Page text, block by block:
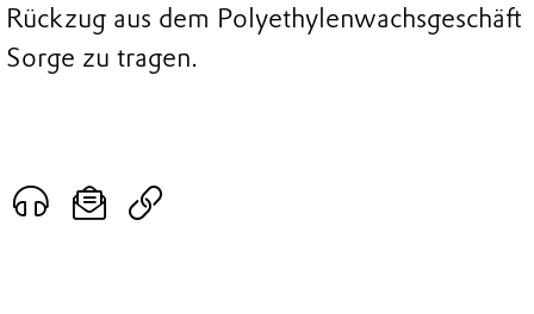
Rückzug aus dem Polyethylenwachsgeschäft
Sorge zu tragen.